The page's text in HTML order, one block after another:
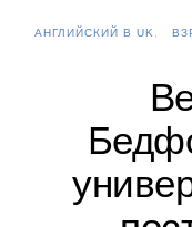
АНГЛИЙСКИЙ В UK